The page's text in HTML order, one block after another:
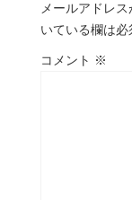
メールアドレ
いている欄は必
コメント ※